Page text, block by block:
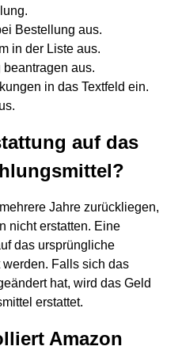
Bestellung aus.
in der Liste aus.
aus.
in das Textfeld ein.
auf das
Jahre zurückliegen,
nicht erstatten. Eine
das ursprüngliche
Falls sich das
hat, wird das Geld
erstattet.
Amazon